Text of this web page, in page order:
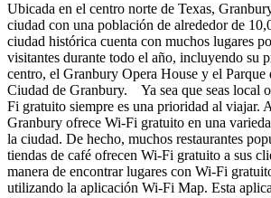
Ubicada en el centro norte de Texas,
ciudad con una población de alrededor de
ciudad histórica cuenta con muchos lugares
visitantes durante todo el año, incluyendo su
centro, el Granbury Opera House y el Parque
Ciudad de Granbury. Ya sea que seas local
Fi gratuito siempre es una prioridad al viajar.
Granbury ofrece Wi-Fi gratuito en una
la ciudad. De hecho, muchos restaurantes
tiendas de café ofrecen Wi-Fi gratuito a sus
manera de encontrar lugares con Wi-Fi
utilizando la aplicación Wi-Fi Map. Esta